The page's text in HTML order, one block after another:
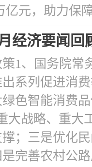
亿元，助力保
经济要闻回
1、国务院常
系列促进消
色智能消费
大战略、重大
撑；三是优化
完善农村公